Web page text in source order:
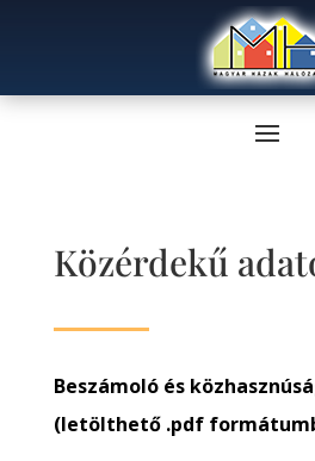
Közérdekű
Beszámoló és
(letölthető .pdf